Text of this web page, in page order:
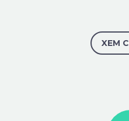
XEM